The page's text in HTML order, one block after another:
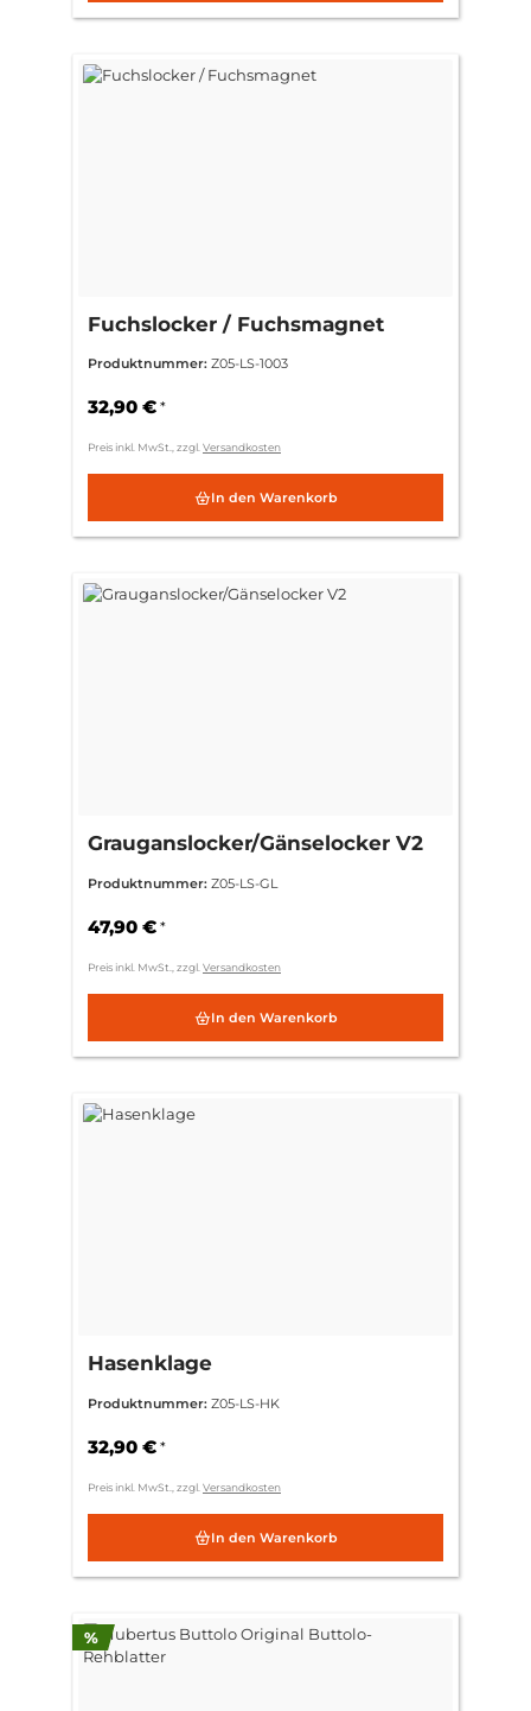
Fuchslocker / Fuchsmagnet
Produktnummer: Z05-LS-1003
32,90 € *
Preis inkl. MwSt., zzgl.Versandkosten
In den Warenkorb
Grauganslocker/Gänselocker V2
Produktnummer: Z05-LS-GL
47,90 € *
Preis inkl. MwSt., zzgl.Versandkosten
In den Warenkorb
Hasenklage
Produktnummer: Z05-LS-HK
32,90 € *
Preis inkl. MwSt., zzgl. Versandkosten
In den Warenkorb
%Rabatt